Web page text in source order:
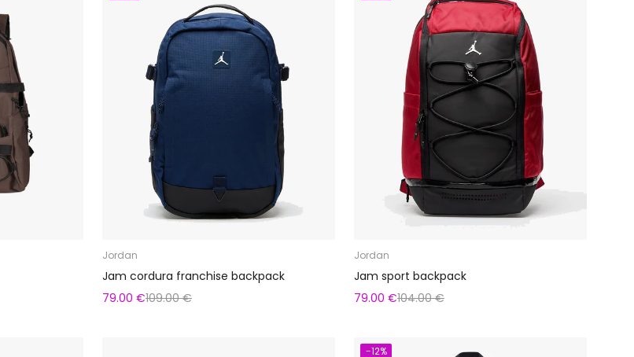
Jordan
Jam cordura franchise backpack
79.00 €109.00 €
Jordan
Jam sport backpack
79.00 €104.00 €
-12%